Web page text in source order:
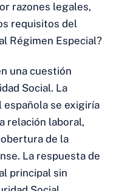
razones legales,
requisitos del
Régimen Especial?
una cuestión
Social. La
española se exigiría
relación laboral,
de la
La respuesta de
principal sin